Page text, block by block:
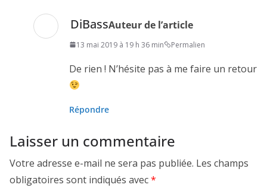
DiBassAuteur de l’article
13 mai 2019 à 19 h 36 min Permalien
De rien ! N’hésite pas à me faire un retour
Répondre
Laisser un commentaire
Votre adresse e-mail ne sera pas publiée. Les champs
obligatoires sont indiqués avec*